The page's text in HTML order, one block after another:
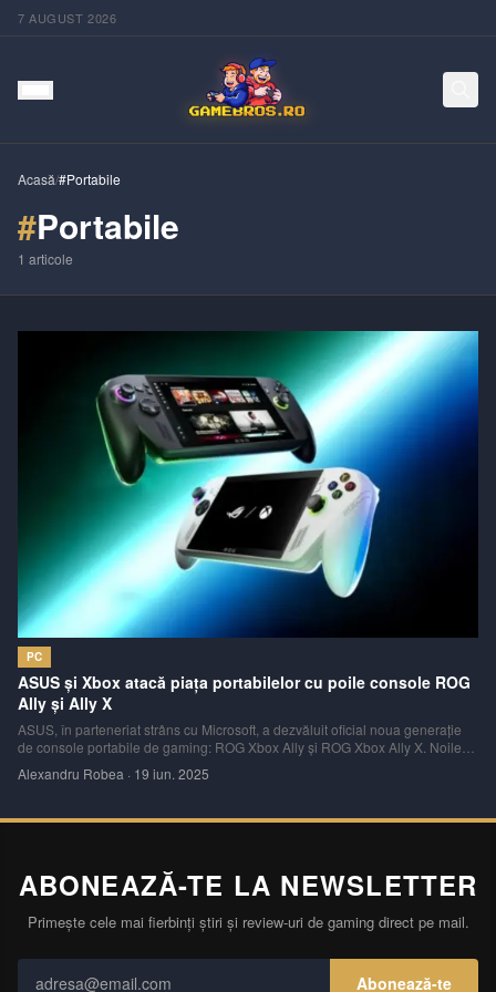
7 AUGUST 2026
Acasă/#Portabile
#Portabile
1 articole
PC
ASUS și Xbox atacă piața portabilelor cu poile console ROG
Ally și Ally X
ASUS, în parteneriat strâns cu Microsoft, a dezvăluit oficial noua generație
de console portabile de gaming: ROG Xbox Ally și ROG Xbox Ally X. Noile
flexibilitatea sistemului de operare Windows 11 cu o interfață optimizată de
Alexandru Robea · 19 iun. 2025
ABONEAZĂ-TE LA NEWSLETTER
Primește cele mai fierbinți știri și review-uri de gaming direct pe mail.
Abonează-te